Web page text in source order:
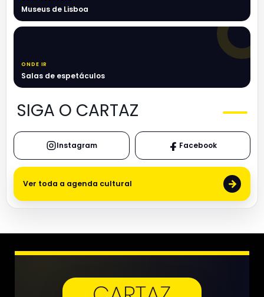
Museus de Lisboa
ONDE IR
Salas de espetáculos
SIGA O CARTAZ
Instagram Facebook
Ver toda a agenda cultural →